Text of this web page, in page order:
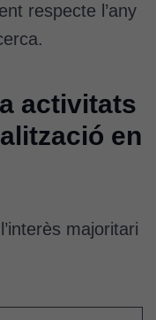
respecte l’any
activitats
en
majoritari